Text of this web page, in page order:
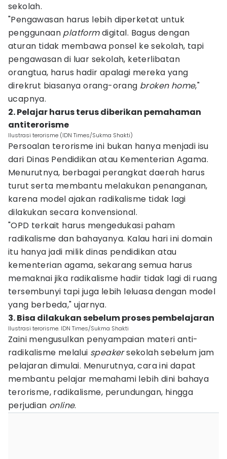
sekolah.
"Pengawasan harus lebih diperketat untuk
penggunaan platformdigital. Bagus dengan
aturan tidak membawa ponsel ke sekolah, tapi
pengawasan di luar sekolah, keterlibatan
orangtua, harus hadir apalagi mereka yang
direkrut biasanya orang-orang broken home,"
ucapnya.
2. Pelajar harus terus diberikan pemahaman
antiterorisme
Ilustrasi terorisme (IDN Times/Sukma Shakti)
Persoalan terorisme ini bukan hanya menjadi isu
dari Dinas Pendidikan atau Kementerian Agama.
Menurutnya, berbagai perangkat daerah harus
turut serta membantu melakukan penanganan,
karena model ajakan radikalisme tidak lagi
dilakukan secara konvensional.
"OPD terkait harus mengedukasi paham
radikalisme dan bahayanya. Kalau hari ini domain
itu hanya jadi milik dinas pendidikan atau
kementerian agama, sekarang semua harus
memaknai jika radikalisme hadir tidak lagi di ruang
tersembunyi tapi juga lebih leluasa dengan model
yang berbeda," ujarnya.
3. Bisa dilakukan sebelum proses pembelajaran
Ilustrasi terorisme. IDN Times/Sukma Shakti
Zaini mengusulkan penyampaian materi anti-
radikalisme melalui speakersekolah sebelum jam
pelajaran dimulai. Menurutnya, cara ini dapat
membantu pelajar memahami lebih dini bahaya
terorisme, radikalisme, perundungan, hingga
perjudian online.